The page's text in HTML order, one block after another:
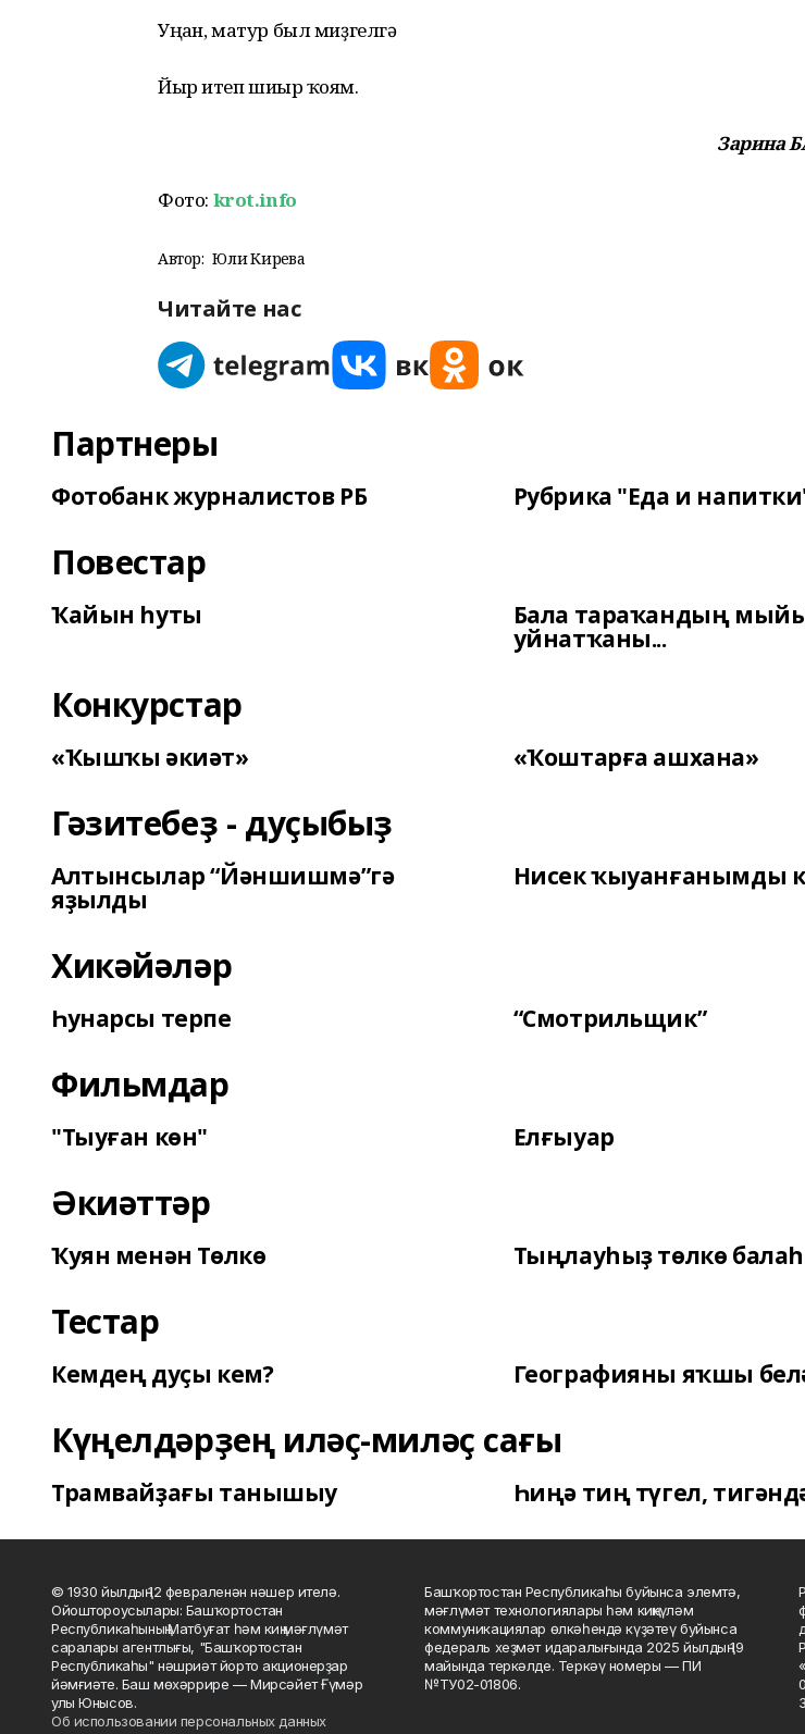
Уңған, матур был миҙгелгә
Йыр итеп шиғыр ҡоям.
Зарина
Фото: krot.info
Автор: Юлиә Кирәева
Читайте нас
Партнеры
Фотобанк журналистов РБ Рубрика "Еда и
Повестар
Ҡайын һуты Бала тараҡандың
уйнатҡаны...
Конкурстар
«Ҡышҡы әкиәт» «Ҡоштарға ашхана»
Гәзитебеҙ - дуҫыбыҙ
Алтынсылар “Йәншишмә”гә
яҙылды
Нисек ҡыуанғанымды
Хикәйәләр
Һунарсы терпе “Смотрильщик”
Фильмдар
"Тыуған көн" Елғыуар
Әкиәттәр
Ҡуян менән Төлкө Тыңлауһыҙ төлкө
Тестар
Кемдең дуҫы кем? Географияны яҡшы
Күңелдәрҙең иләҫ-миләҫ сағы
Трамвайҙағы танышыу Һиңә тиң түгел,
© 1930 йылдың 12 февраленән нәшер ителә.
Ойоштороусылары: Башҡортостан
Республикаһының Матбуғат һәм киң мәғлүмәт
саралары агентлығы, "Башҡортостан
Республикаһы" нәшриәт йорто акционерҙар
йәмғиәте. Баш мөхәррире — Мирсәйет Ғүмәр
улы Юнысов.
Об использовании персональных данных
Башҡортостан Республикаһы буйынса элемтә,
мәғлүмәт технологиялары һәм киңкүләм
коммуникациялар өлкәһендә күҙәтеү буйынса
федераль хеҙмәт идаралығында 2025 йылдың 19
майында теркәлде. Теркәү номеры — ПИ
№ТУ02-01806.